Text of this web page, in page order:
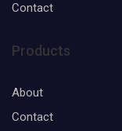
Contact
Products
About
Contact